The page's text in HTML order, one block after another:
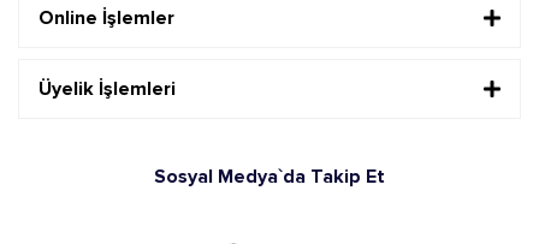
Online İşlemler
Üyelik İşlemleri
Sosyal Medya`da Takip Et